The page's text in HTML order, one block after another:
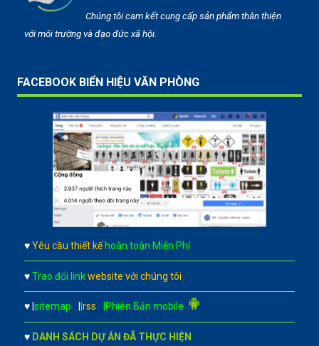
Chúng tôi cam kết cung cấp sản phẩm thân thiện
với môi trường và đạo đức xã hội.
FACEBOOK BIỂN HIỆU VĂN PHÒNG
♥ Yêu cầu thiết kế hoàn toàn Miễn Phí
♥ Trao đổi link website với chúng tôi
♥ |sitemap |rss |Phiên Bản mobile
♥ DANH SÁCH DỰ ÁN ĐÃ THỰC HIỆN